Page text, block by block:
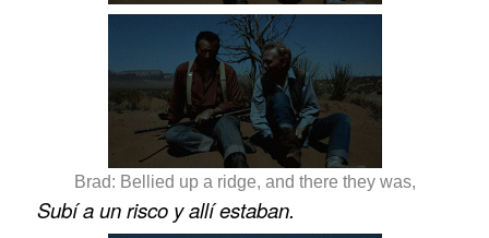
Brad: Bellied up a ridge, and there they was,
Subí a un risco y allí estaban.